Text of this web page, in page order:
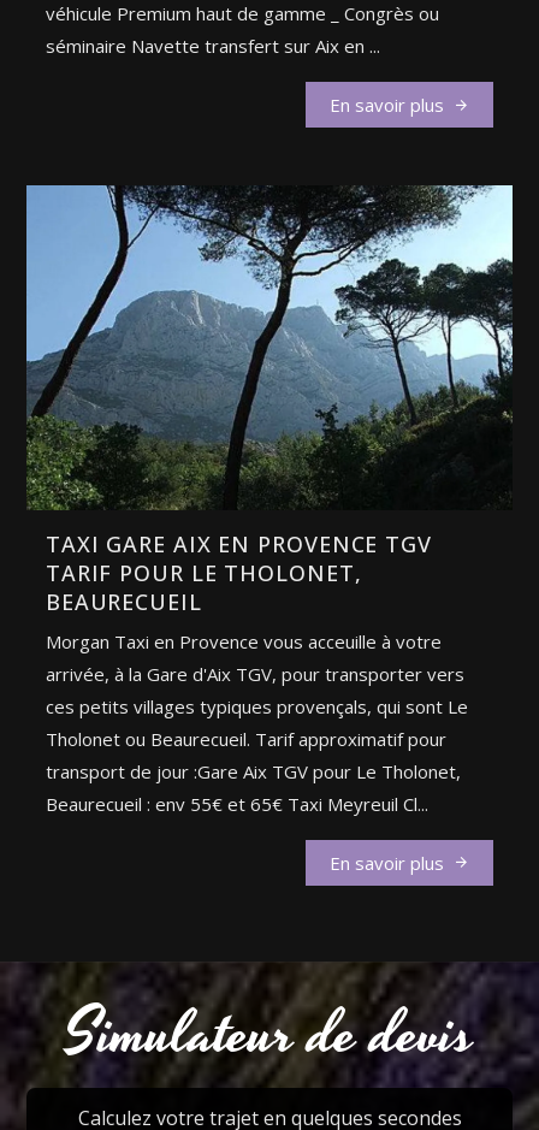
véhicule Premium haut de gamme _ Congrès ou
séminaire Navette transfert sur Aix en ...
En savoir plus
TAXI GARE AIX EN PROVENCE TGV
TARIF POUR LE THOLONET,
BEAURECUEIL
Morgan Taxi en Provence vous acceuille à votre
arrivée, à la Gare d'Aix TGV, pour transporter vers
ces petits villages typiques provençals, qui sont Le
Tholonet ou Beaurecueil. Tarif approximatif pour
transport de jour :Gare Aix TGV pour Le Tholonet,
Beaurecueil : env 55€ et 65€ Taxi Meyreuil Cl...
En savoir plus
Simulateur de devis
Calculez votre trajet en quelques secondes